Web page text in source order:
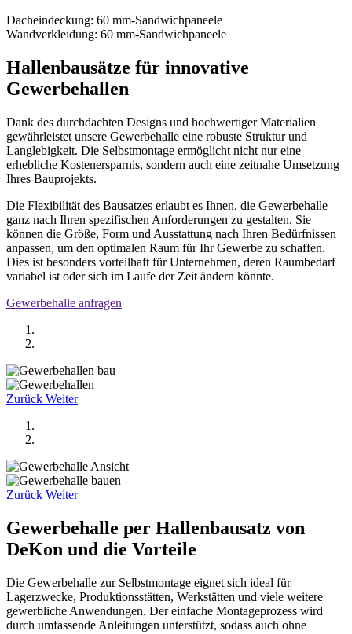
Dacheindeckung: 60 mm-Sandwichpaneele
Wandverkleidung: 60 mm-Sandwichpaneele
Hallenbausätze für innovative
Gewerbehallen
Dank des durchdachten Designs und hochwertiger Materialien
gewährleistet unsere Gewerbehalle eine robuste Struktur und
Langlebigkeit. Die Selbstmontage ermöglicht nicht nur eine
erhebliche Kostenersparnis, sondern auch eine zeitnahe Umsetzung
Ihres Bauprojekts.
Die Flexibilität des Bausatzes erlaubt es Ihnen, die Gewerbehalle
ganz nach Ihren spezifischen Anforderungen zu gestalten. Sie
können die Größe, Form und Ausstattung nach Ihren Bedürfnissen
anpassen, um den optimalen Raum für Ihr Gewerbe zu schaffen.
Dies ist besonders vorteilhaft für Unternehmen, deren Raumbedarf
variabel ist oder sich im Laufe der Zeit ändern könnte.
Gewerbehalle anfragen
Zurück Weiter
Zurück Weiter
Gewerbehalle per Hallenbausatz von
DeKon und die Vorteile
Die Gewerbehalle zur Selbstmontage eignet sich ideal für
Lagerzwecke, Produktionsstätten, Werkstätten und viele weitere
gewerbliche Anwendungen. Der einfache Montageprozess wird
durch umfassende Anleitungen unterstützt, sodass auch ohne